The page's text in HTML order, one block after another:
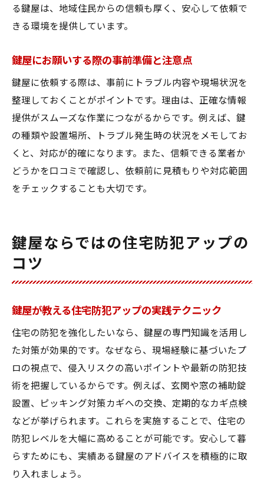
る鍵屋は、地域住民からの信頼も厚く、安心して依頼で
きる環境を提供しています。
鍵屋にお願いする際の事前準備と注意点
鍵屋に依頼する際は、事前にトラブル内容や現場状況を
整理しておくことがポイントです。理由は、正確な情報
提供がスムーズな作業につながるからです。例えば、鍵
の種類や設置場所、トラブル発生時の状況をメモしてお
くと、対応が的確になります。また、信頼できる業者か
どうかを口コミで確認し、依頼前に見積もりや対応範囲
をチェックすることも大切です。
鍵屋ならではの住宅防犯アップの
コツ
鍵屋が教える住宅防犯アップの実践テクニック
住宅の防犯を強化したいなら、鍵屋の専門知識を活用し
た対策が効果的です。なぜなら、現場経験に基づいたプ
ロの視点で、侵入リスクの高いポイントや最新の防犯技
術を把握しているからです。例えば、玄関や窓の補助錠
設置、ピッキング対策カギへの交換、定期的なカギ点検
などが挙げられます。これらを実施することで、住宅の
防犯レベルを大幅に高めることが可能です。安心して暮
らすためにも、実績ある鍵屋のアドバイスを積極的に取
り入れましょう。